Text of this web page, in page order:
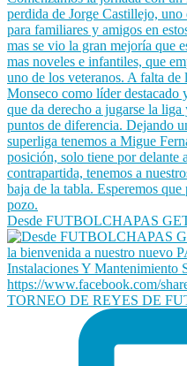
Desde FUTBOLCHAPAS
TORNEO DE REYES DE